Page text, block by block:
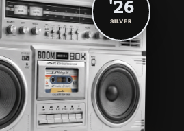
'26
SILVER